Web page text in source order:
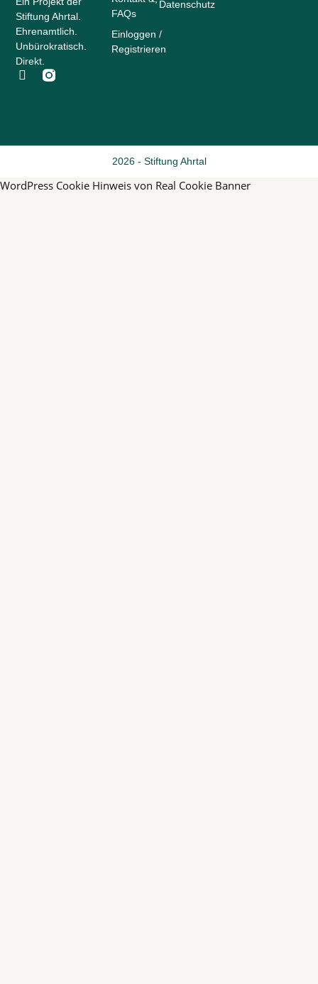
Stiftung Ahrtal.
Ehrenamtlich.
Unbürokratisch.
Direkt.
F
o
-
f
Datenschutz
FAQs
Einloggen /
Registrieren
2026 - Stiftung Ahrtal
WordPress Cookie Hinweis von Real Cookie Banner